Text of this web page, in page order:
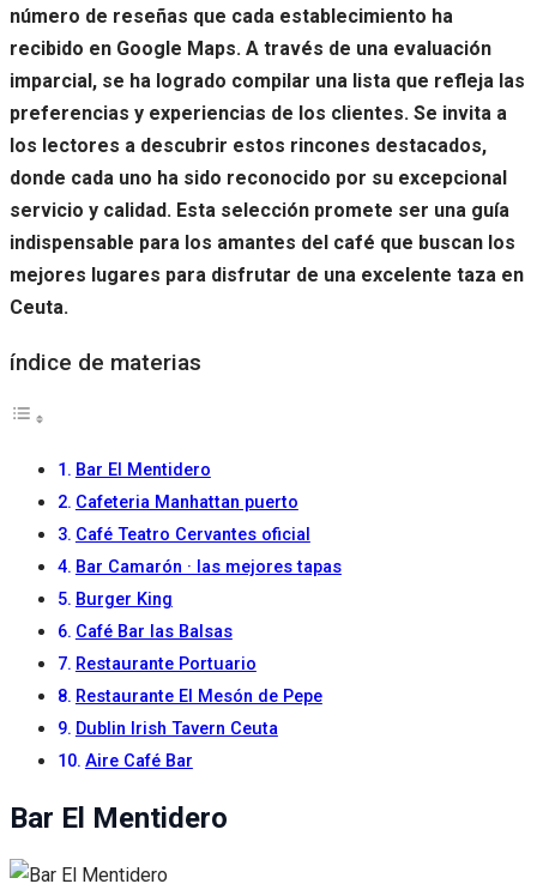
número de reseñas que cada establecimiento ha
recibido en Google Maps. A través de una evaluación
imparcial, se ha logrado compilar una lista que refleja las
preferencias y experiencias de los clientes. Se invita a
los lectores a descubrir estos rincones destacados,
donde cada uno ha sido reconocido por su excepcional
servicio y calidad. Esta selección promete ser una guía
indispensable para los amantes del café que buscan los
mejores lugares para disfrutar de una excelente taza en
Ceuta.
índice de materias
Bar El Mentidero
Cafeteria Manhattan puerto
Café Teatro Cervantes oficial
Bar Camarón · las mejores tapas
Burger King
Café Bar las Balsas
Restaurante Portuario
Restaurante El Mesón de Pepe
Dublin Irish Tavern Ceuta
Aire Café Bar
Bar El Mentidero